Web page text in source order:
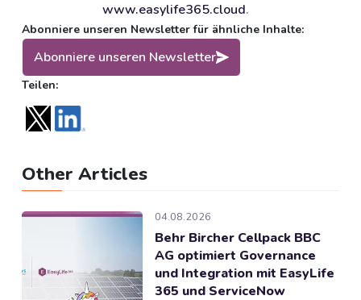
www.easylife365.cloud.
Abonniere unseren Newsletter für ähnliche Inhalte:
Abonniere unseren Newsletter
Teilen:
Other Articles
04.08.2026
Behr Bircher Cellpack BBC
AG optimiert Governance
und Integration mit EasyLife
365 und ServiceNow